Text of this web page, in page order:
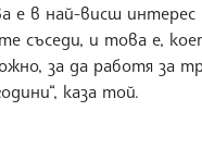
е в най-висш
съседи, и това е,
за да работя за
каза той.